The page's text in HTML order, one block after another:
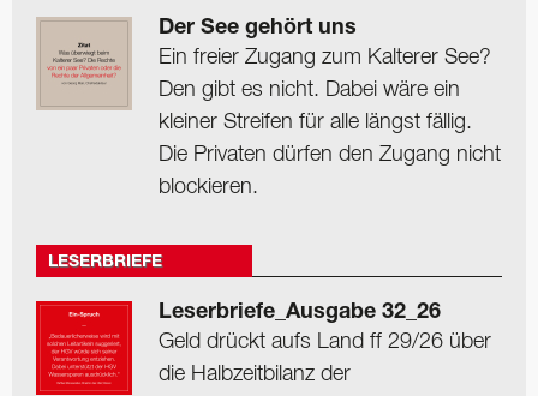
Der See gehört uns
Ein freier Zugang zum Kalterer See?
Den gibt es nicht. Dabei wäre ein
kleiner Streifen für alle längst fällig.
Die Privaten dürfen den Zugang nicht
blockieren.
LESERBRIEFE
Leserbriefe_Ausgabe 32_26
Geld drückt aufs Land ff 29/26 über
die Halbzeitbilanz der